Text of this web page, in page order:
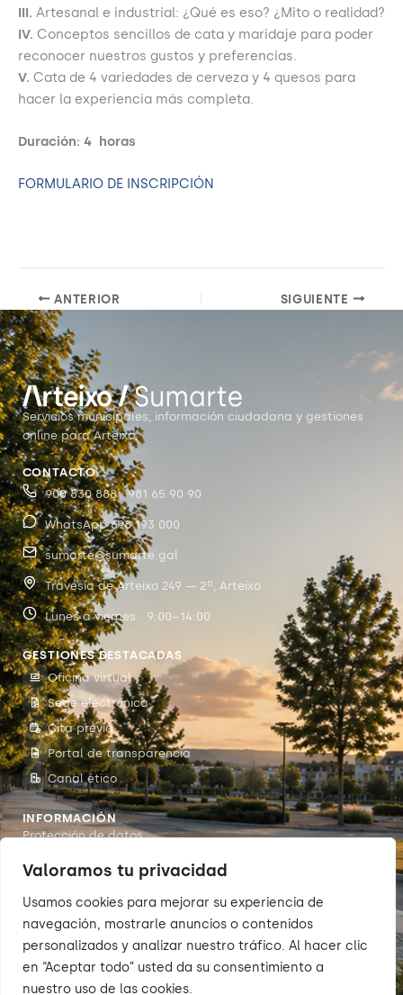
Valoramos tu privacidad
Usamos cookies para mejorar su experiencia de
navegación, mostrarle anuncios o contenidos
personalizados y analizar nuestro tráfico. Al hacer clic
en “Aceptar todo” usted da su consentimiento a
nuestro uso de las cookies.
III. Artesanal e industrial: ¿Qué es eso? ¿Mito o realidad?
IV. Conceptos sencillos de cata y maridaje para poder
reconocer nuestros gustos y preferencias.
V. Cata de 4 variedades de cerveza y 4 quesos para
hacer la experiencia más completa.
Duración: 4 horas
FORMULARIO DE INSCRIPCIÓN
ANTERIOR SIGUIENTE
Servicios municipales, información ciudadana y gestiones
online para Arteixo.
CONTACTO
900 830 888 · 981 65 90 90
WhatsApp 698 193 000
sumarte@sumarte.gal
Travesía de Arteixo 249 — 2º, Arteixo
Lunes a viernes · 9:00–14:00
GESTIONES DESTACADAS
Oficina virtual
Sede electrónica
Cita previa
Portal de transparencia
Canal ético
INFORMACIÓN
Protección de datos
Aviso legal
Política de cookies